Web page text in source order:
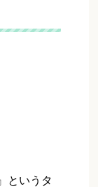
というタ